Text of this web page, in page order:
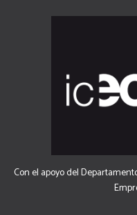
Con el apoyo del